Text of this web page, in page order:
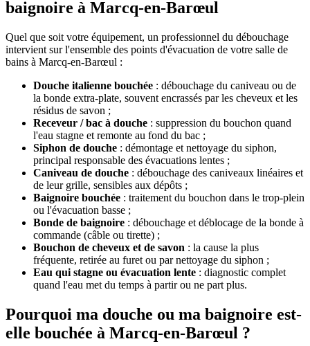
baignoire à Marcq-en-Barœul
Quel que soit votre équipement, un professionnel du débouchage
intervient sur l'ensemble des points d'évacuation de votre salle de
bains à Marcq-en-Barœul :
Douche italienne bouchée : débouchage du caniveau ou de
la bonde extra-plate, souvent encrassés par les cheveux et les
résidus de savon ;
Receveur / bac à douche : suppression du bouchon quand
l'eau stagne et remonte au fond du bac ;
Siphon de douche : démontage et nettoyage du siphon,
principal responsable des évacuations lentes ;
Caniveau de douche : débouchage des caniveaux linéaires et
de leur grille, sensibles aux dépôts ;
Baignoire bouchée : traitement du bouchon dans le trop-plein
ou l'évacuation basse ;
Bonde de baignoire : débouchage et déblocage de la bonde à
commande (câble ou tirette) ;
Bouchon de cheveux et de savon : la cause la plus
fréquente, retirée au furet ou par nettoyage du siphon ;
Eau qui stagne ou évacuation lente : diagnostic complet
quand l'eau met du temps à partir ou ne part plus.
Pourquoi ma douche ou ma baignoire est-
elle bouchée à Marcq-en-Barœul ?